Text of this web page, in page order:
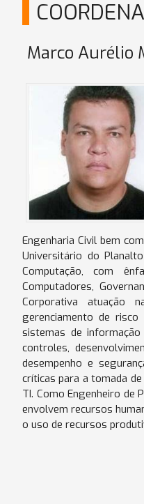
Marco Aurélio
Engenharia Civil bem
Universitário do
Computação, com
Computadores,
Corporativa atuação
gerenciamento de
sistemas de
controles,
desempenho e
críticas para a tomada
TI. Como Engenheiro de
envolvem recursos
o uso de recursos